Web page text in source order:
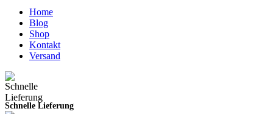
Home
Blog
Shop
Kontakt
Versand
Schnelle Lieferung